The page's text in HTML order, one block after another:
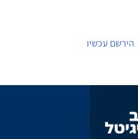
הירשם עכשיו